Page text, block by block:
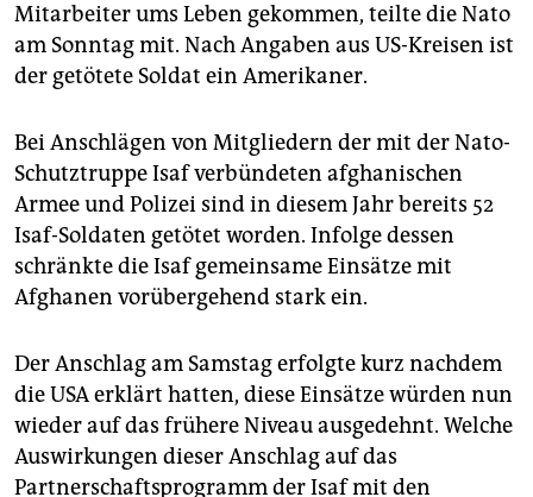
abo
genossenschaft
Mitarbeiter ums Leben gekommen, teilte die Nato
am Sonntag mit. Nach Angaben aus US-Kreisen ist
der getötete Soldat ein Amerikaner.
Bei Anschlägen von Mitgliedern der mit der Nato-
Schutztruppe Isaf verbündeten afghanischen
Armee und Polizei sind in diesem Jahr bereits 52
Isaf-Soldaten getötet worden. Infolge dessen
schränkte die Isaf gemeinsame Einsätze mit
Afghanen vorübergehend stark ein.
Der Anschlag am Samstag erfolgte kurz nachdem
die USA erklärt hatten, diese Einsätze würden nun
wieder auf das frühere Niveau ausgedehnt. Welche
Auswirkungen dieser Anschlag auf das
Partnerschaftsprogramm der Isaf mit den